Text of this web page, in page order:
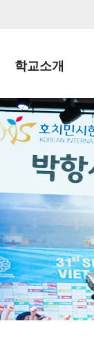
학교소개
학교장인사말
학생회장인사말
학교상징
학교 CI
교직원현황
학생현황
위치/전화
전경사진